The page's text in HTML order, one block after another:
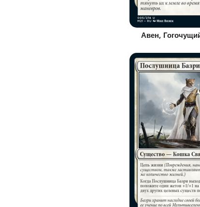
Авен,